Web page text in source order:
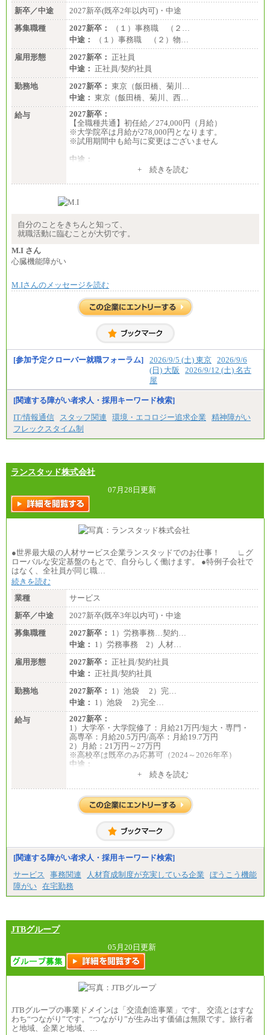
新卒／中途
2027新卒(既卒2年以内可)・中途
募集職種
2027新卒：
（１）事務職 （２…
中途：
（１）事務職 （２）物…
雇用形態
2027新卒： 正社員
中途： 正社員/契約社員
勤務地
2027新卒： 東京（飯田橋、菊川…
中途： 東京（飯田橋、菊川、西…
給与
2027新卒：
【全職種共通】初任給／274,000円（月給）
※大学院卒は月給が278,000円となります。
※試用期間中も給与に変更はございません
中途：
（１）～（４）274,000円（月給）～
※経験・年齢などを考慮のうえ、当社規程により優
※業務内容・勤務形態に応じて、上記給与の範囲内
※試用期間中も給与に変更はございません
+ 続きを読む
自分のことをきちんと知って、
就職活動に臨むことが大切です。
M.I さん
心臓機能障がい
M.Iさんのメッセージを読む
[参加予定クローバー就職フォーラム] 2026/9/5 (土) 東京 2026/9/6
(日) 大阪
2026/9/12 (土) 名古
屋
[関連する障がい者求人・採用キーワード検索]
IT/情報通信
スタッフ関連 環境・エコロジー追求企業
精神障がい
フレックスタイム制
ランスタッド株式会社
07月28日更新
●世界最大級の人材サービス企業ランスタッドでのお仕事！ ∟グ
ローバルな安定基盤のもとで、自分らしく働けます。 ●特例子会社で
はなく、全社員が同じ職…
続きを読む
業種
サービス
新卒／中途
2027新卒(既卒3年以内可)・中途
募集職種
2027新卒： 1）労務事務…契約…
中途： 1）労務事務 2）人材…
雇用形態
2027新卒： 正社員/契約社員
中途： 正社員/契約社員
勤務地
2027新卒： 1）池袋 2）完…
中途： 1）池袋 2) 完全…
給与
2027新卒：
1）大学卒・大学院修了：月給21万円/短大・専門・
高専卒：月給20.5万円/高卒：月給19.7万円
2）月給：21万円～27万円
※高校卒は既卒のみ応募可（2024～2026年卒）
中途：
1）月給：21万円～25万円+ 続きを読む
[関連する障がい者求人・採用キーワード検索]
サービス
事務関連 人材育成制度が充実している企業
ぼうこう機能
障がい 在宅勤務
JTBグループ
05月20日更新
JTBグループの事業ドメインは「交流創造事業」です。 交流とはすな
わち“つながり”です。“つながり”が生み出す価値は無限です。旅行者
と地域、企業と地域、…